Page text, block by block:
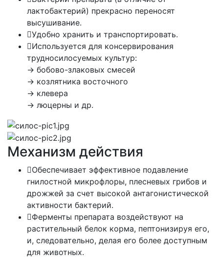
лактобактерий) прекрасно переносят
высушивание.
Удобно хранить и транспортировать.
Используется для консервирования
трудносилосуемых культур:
→ бобово-злаковых смесей
→ козлятника восточного
→ клевера
→ люцерны и др.
Механизм действия
Обеспечивает эффективное подавление
гнилостной микрофлоры, плесневых грибов и
дрожжей за счет высокой антагонистической
активности бактерий.
Ферменты препарата воздействуют на
растительный белок корма, пептонизируя его,
и, следовательно, делая его более доступным
для животных.